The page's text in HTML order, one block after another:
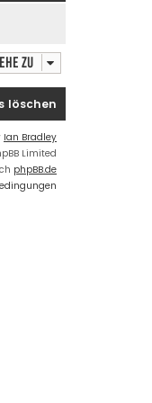
zu
löschen
Ian Bradley
Limited
phpBB.de